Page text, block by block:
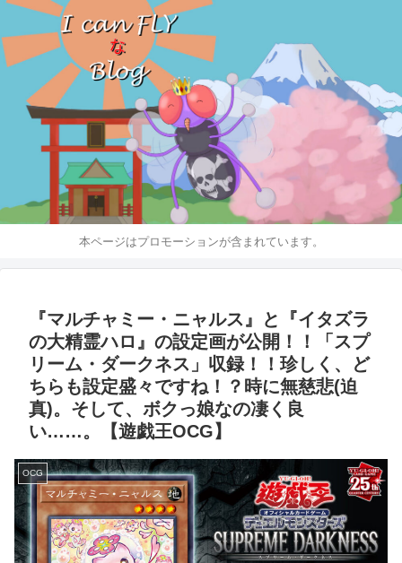
本ページはプロモーションが含まれています。
『マルチャミー・ニャルス』と『イタズラ
の大精霊ハロ』の設定画が公開！！「スプ
リーム・ダークネス」収録！！珍しく、ど
ちらも設定盛々ですね！？時に無慈悲(迫
真)。そして、ボクっ娘なの凄く良
い……。【遊戯王OCG】
OCG